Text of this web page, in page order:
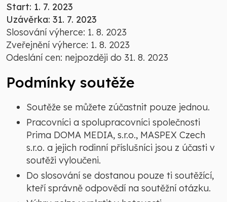
Start: 1. 7. 2023
Uzávěrka: 31. 7. 2023
Slosování výherce: 1. 8. 2023
Zveřejnění výherce: 1. 8. 2023
Odeslání cen: nejpozději do 31. 8. 2023
Podmínky soutěže
Soutěže se můžete zúčastnit pouze jednou.
Pracovníci a spolupracovníci společnosti
Prima DOMA MEDIA, s.r.o., MASPEX Czech
s.r.o. a jejich rodinní příslušníci jsou z účasti v
soutěži vyloučeni.
Do slosování se dostanou pouze ti soutěžící,
kteří správně odpovědí na soutěžní otázku.